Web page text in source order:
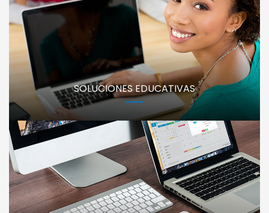
SOLUCIONES EDUCATIVAS